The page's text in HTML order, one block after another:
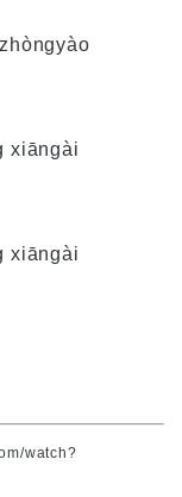
xiāngài
xiāngài
watch?